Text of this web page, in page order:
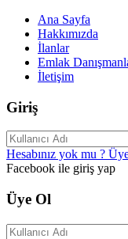
Ana Sayfa
Hakkımızda
İlanlar
Emlak
İletişim
Giriş
Hesabınız yok mu ?
Facebook ile giriş yap
Üye Ol